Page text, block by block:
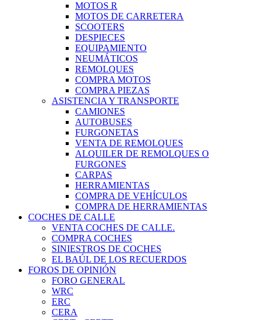
MOTOS R
MOTOS DE CARRETERA
SCOOTERS
DESPIECES
EQUIPAMIENTO
NEUMÁTICOS
REMOLQUES
COMPRA MOTOS
COMPRA PIEZAS
ASISTENCIA Y TRANSPORTE
CAMIONES
AUTOBUSES
FURGONETAS
VENTA DE REMOLQUES
ALQUILER DE REMOLQUES O
FURGONES
CARPAS
HERRAMIENTAS
COMPRA DE VEHÍCULOS
COMPRA DE HERRAMIENTAS
COCHES DE CALLE
VENTA COCHES DE CALLE.
COMPRA COCHES
SINIESTROS DE COCHES
EL BAÚL DE LOS RECUERDOS
FOROS DE OPINIÓN
FORO GENERAL
WRC
ERC
CERA